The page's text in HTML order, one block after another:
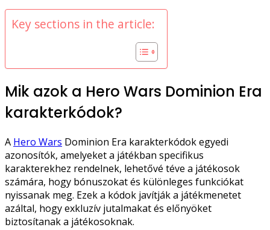
Key sections in the article:
Mik azok a Hero Wars Dominion Era
karakterkódok?
A Hero Wars Dominion Era karakterkódok egyedi
azonosítók, amelyeket a játékban specifikus
karakterekhez rendelnek, lehetővé téve a játékosok
számára, hogy bónuszokat és különleges funkciókat
nyissanak meg. Ezek a kódok javítják a játékmenetet
azáltal, hogy exkluzív jutalmakat és előnyöket
biztosítanak a játékosoknak.